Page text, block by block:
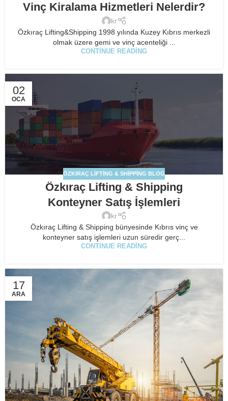
Vinç Kiralama Hizmetleri Nelerdir?
kr
Özkıraç Lifting&Shipping 1998 yılında Kuzey Kıbrıs merkezli
olmak üzere gemi ve vinç acenteliği ...
CONTINUE READING
02
OCA
ÖZKIRAÇ LIFTING & SHIPPING BLOG
Özkıraç Lifting & Shipping
Konteyner Satış İşlemleri
kr
Özkıraç Lifting & Shipping bünyesinde Kıbrıs vinç ve
konteyner satış işlemleri uzun süredir gerç...
CONTINUE READING
17
ARA